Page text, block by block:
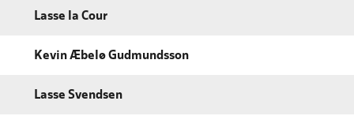
Lasse la Cour
Kevin Æbelø Gudmundsson
Lasse Svendsen